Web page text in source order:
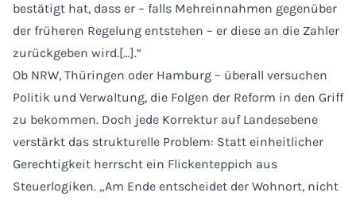
bestätigt hat, dass er – falls Mehreinnahmen gegenüber
der früheren Regelung entstehen – er diese an die Zahler
zurückgeben wird.[…].“
Ob NRW, Thüringen oder Hamburg – überall versuchen
Politik und Verwaltung, die Folgen der Reform in den Griff
zu bekommen. Doch jede Korrektur auf Landesebene
verstärkt das strukturelle Problem: Statt einheitlicher
Gerechtigkeit herrscht ein Flickenteppich aus
Steuerlogiken. „Am Ende entscheidet der Wohnort, nicht